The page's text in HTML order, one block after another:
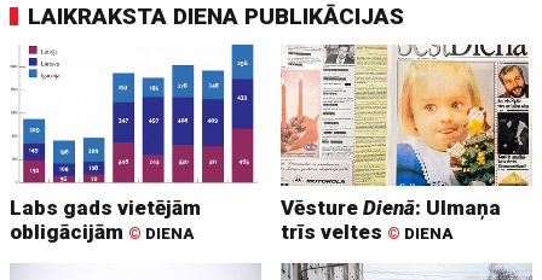
LAIKRAKSTA DIENA PUBLIKĀCIJAS
Labs gads vietējām
obligācijām © DIENA
VēstureDienā: Ulmaņa
trīs veltes © DIENA